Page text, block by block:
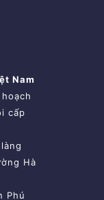
Nam
cấp
Hà
Phú